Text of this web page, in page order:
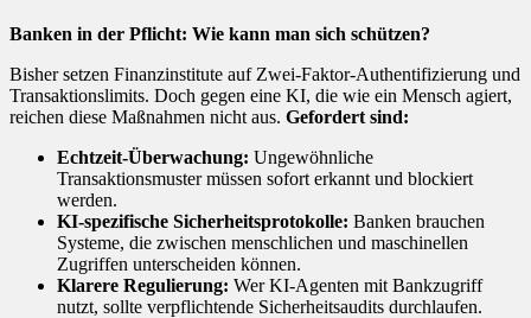
Banken in der Pflicht: Wie kann man sich schützen?
Bisher setzen Finanzinstitute auf Zwei-Faktor-Authentifizierung und
Transaktionslimits. Doch gegen eine KI, die wie ein Mensch agiert,
reichen diese Maßnahmen nicht aus. Gefordert sind:
Echtzeit-Überwachung: Ungewöhnliche
Transaktionsmuster müssen sofort erkannt und blockiert
werden.
KI-spezifische Sicherheitsprotokolle: Banken brauchen
Systeme, die zwischen menschlichen und maschinellen
Zugriffen unterscheiden können.
Klarere Regulierung: Wer KI-Agenten mit Bankzugriff
nutzt, sollte verpflichtende Sicherheitsaudits durchlaufen.